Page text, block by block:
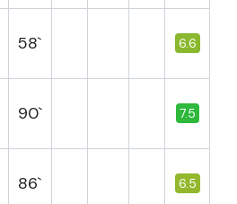
58` 6.6
90` 7.5
86` 6.5